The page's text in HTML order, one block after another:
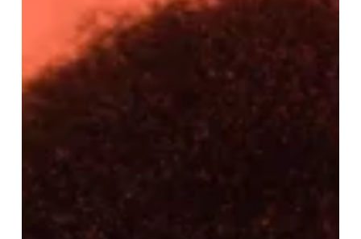
Shaping
Society